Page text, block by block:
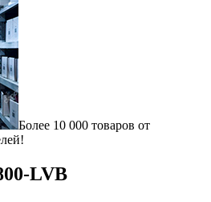
Более 10 000 товаров от
LVB